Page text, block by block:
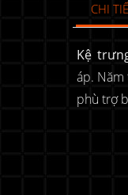
CHI
Kệ
áp. Năm
phù trợ